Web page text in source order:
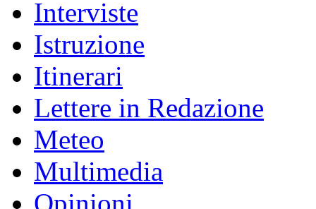
Interviste
Istruzione
Itinerari
Lettere in Redazione
Meteo
Multimedia